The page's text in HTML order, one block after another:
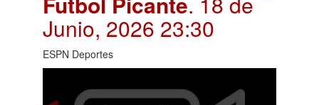
Junio, 2026 23:30
ESPN Deportes